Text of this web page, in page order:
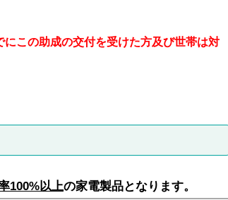
この助成の交付を受けた方及び世帯は対
100%以上の家電製品となり ます。